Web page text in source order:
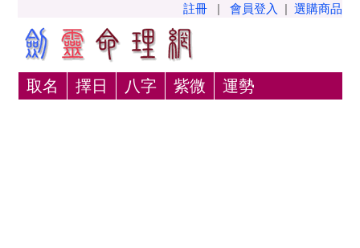
註冊 | 會員登入 | 選購商品
取名 擇日 八字 紫微 運勢